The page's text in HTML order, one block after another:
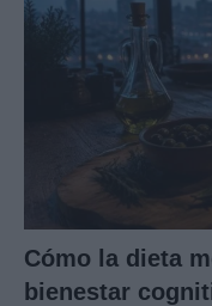
Cómo la dieta
bienestar